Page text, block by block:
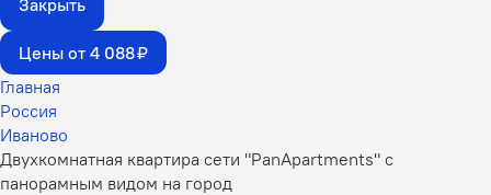
Закрыть
Цены от 4 088 ₽
Главная
Россия
Иваново
Двухкомнатная квартира сети "PanApartments" с
панорамным видом на город